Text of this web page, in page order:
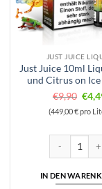
JUST JUICE
Just Juice 10ml
und Citrus on
€9,90 €
(449,00 € pro
Just Juice
IN DEN